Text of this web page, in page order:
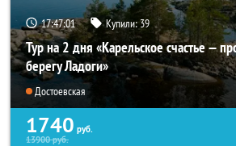
17:46:57 Купили:39
Тур на 2 дня «Карельское счастье —
берегу Ладоги»
Достоевская
1740 руб.
13900руб.